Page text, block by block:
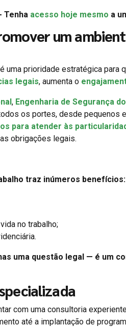
Tenha acesso hoje mesmo a
um
uma prioridade estratégica para
legais, aumenta o
, Engenharia de Segurança
os portes, desde pequenos
para atender às
obrigações legais.
traz inúmeros benefícios:
no trabalho;
uma questão legal — é um
com uma consultoria
até a implantação de